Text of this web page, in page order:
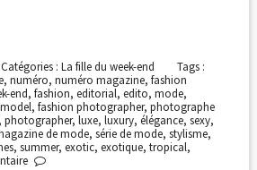
Catégories : La fille du week-end
Tags :
, numéro, numéro magazine, fashion
end, fashion, editorial, edito, mode,
, fashion photographer, photographe
photographer, luxe, luxury, élégance, sexy,
de mode, série de mode, stylisme,
, summer, exotic, exotique, tropical,